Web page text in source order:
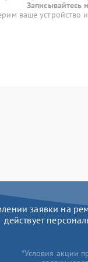
Записывайтесь
ваше устройство
заявки на
действует
*Условия акции